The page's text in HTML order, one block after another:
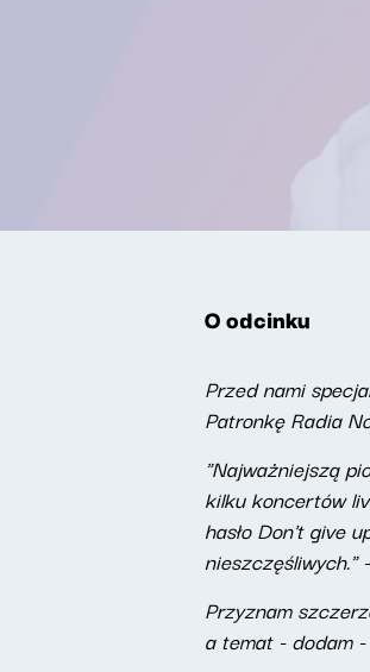
O odcinku
Przed nami
Patronkę Radia
"Najważniejszą
kilku koncertów
hasło Don't give
nieszczęśliwych."
Przyznam
a temat - dodam -